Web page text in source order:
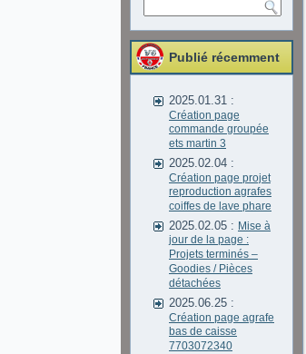
Publié récemment
2025.01.31 :
Création page
commande groupée
ets martin 3
2025.02.04 :
Création page projet
reproduction agrafes
coiffes de lave phare
2025.02.05 : Mise à
jour de la page :
Projets terminés –
Goodies / Pièces
détachées
2025.06.25 :
Création page agrafe
bas de caisse
7703072340